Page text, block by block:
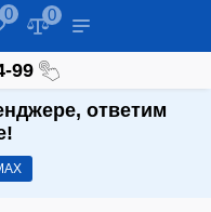
0 0
99
ответим